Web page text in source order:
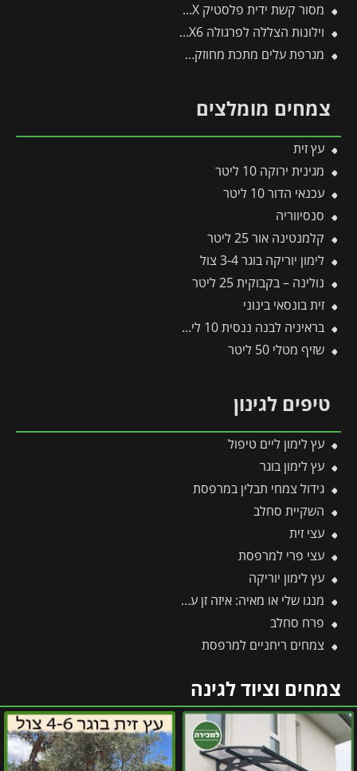
מסור קשת ידית פלסטיק CT32EX -תבור
וילונות הצללה לפרגולה 3X6 מבית פלרם – Canopia
מגרפת עלים מתכת מחוזקת לכלים מתחלפים פיסקארס
צמחים מומלצים
עץ זית
מגינית ירוקה 10 ליטר
עכנאי הדור 10 ליטר
סנסיווריה
קלמנטינה אור 25 ליטר
לימון יוריקה בוגר 3-4 צול
נולינה – בקבוקית 25 ליטר
זית בונסאי בינוני
בראיניה לבנה ננסית 10 ליטר
שזיף מטלי 50 ליטר
טיפים לגינון
עץ לימון ליים טיפול
עץ לימון בוגר
גידול צמחי תבלין במרפסת
השקיית סחלב
עצי זית
עצי פרי למרפסת
עץ לימון יוריקה
מנגו שלי או מאיה: איזה זן עדיף לגדל ואיזה פחות מומלץ?
פרח סחלב
צמחים ריחניים למרפסת
צמחים וציוד לגינה